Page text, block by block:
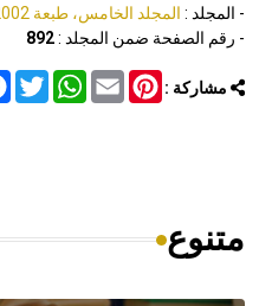
- المجلد : المجلد الخامس، طبعة 2002، دمشق
- رقم الصفحة ضمن المجلد :892
مشاركة : WhatsAppEmail
Pinterest
متنوع